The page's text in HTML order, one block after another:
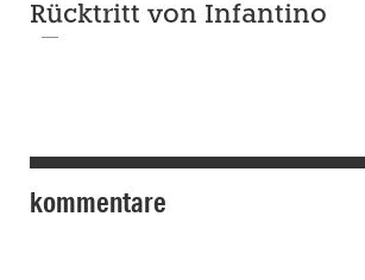
Rücktritt von Infantino
kommentare